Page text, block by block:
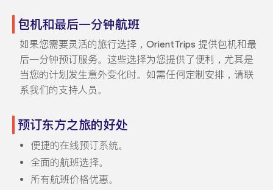
包机和最后一分钟航班
如果您需要灵活的旅行选择，OrientTrips 提供包机和最
后一分钟预订服务。这些选择为您提供了便利，尤其是
当您的计划发生意外变化时。如需任何定制安排，请联
系我们的支持人员。
预订东方之旅的好处
便捷的在线预订系统。
全面的航班选择。
所有航班价格优惠。